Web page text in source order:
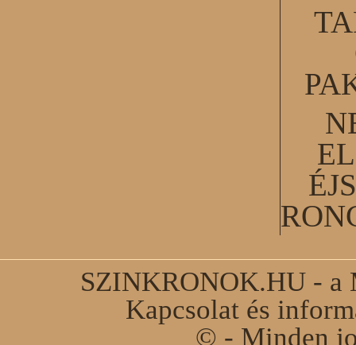
SZINKRONOK.HU - a
Kapcsolat és
© - Minden